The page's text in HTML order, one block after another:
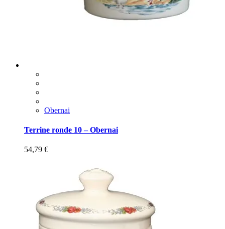
Obernai
Terrine ronde 10 – Obernai
54,79 €